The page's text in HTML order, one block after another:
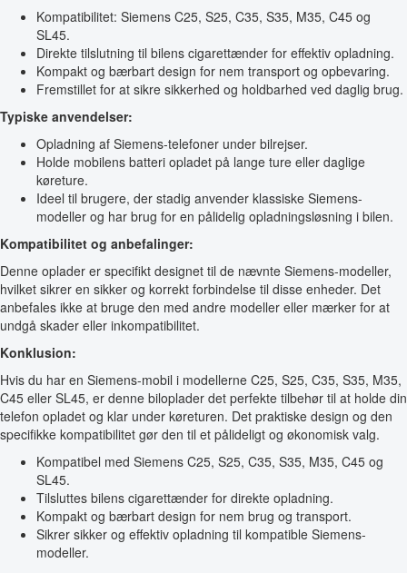
Kompatibilitet: Siemens C25, S25, C35, S35, M35, C45 og
SL45.
Direkte tilslutning til bilens cigarettænder for effektiv opladning.
Kompakt og bærbart design for nem transport og opbevaring.
Fremstillet for at sikre sikkerhed og holdbarhed ved daglig brug.
Typiske anvendelser:
Opladning af Siemens-telefoner under bilrejser.
Holde mobilens batteri opladet på lange ture eller daglige
køreture.
Ideel til brugere, der stadig anvender klassiske Siemens-
modeller og har brug for en pålidelig opladningsløsning i bilen.
Kompatibilitet og anbefalinger:
Denne oplader er specifikt designet til de nævnte Siemens-modeller,
hvilket sikrer en sikker og korrekt forbindelse til disse enheder. Det
anbefales ikke at bruge den med andre modeller eller mærker for at
undgå skader eller inkompatibilitet.
Konklusion:
Hvis du har en Siemens-mobil i modellerne C25, S25, C35, S35, M35,
C45 eller SL45, er denne biloplader det perfekte tilbehør til at holde din
telefon opladet og klar under køreturen. Det praktiske design og den
specifikke kompatibilitet gør den til et pålideligt og økonomisk valg.
Kompatibel med Siemens C25, S25, C35, S35, M35, C45 og
SL45.
Tilsluttes bilens cigarettænder for direkte opladning.
Kompakt og bærbart design for nem brug og transport.
Sikrer sikker og effektiv opladning til kompatible Siemens-
modeller.